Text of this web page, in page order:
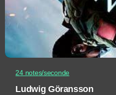
24 notes/seconde
Ludwig Göransson